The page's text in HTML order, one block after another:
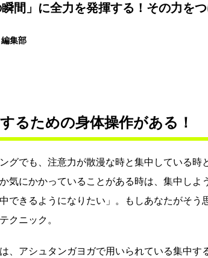
瞬間」に全力を発揮する！その力を
編集部
るための身体操作がある！
グでも、注意力が散漫な時と集中している
気にかかっていることがある時は、集中しよ
できるようになりたい」。もしあなたがそ
クニック。
、アシュタンガヨガで用いられている集中